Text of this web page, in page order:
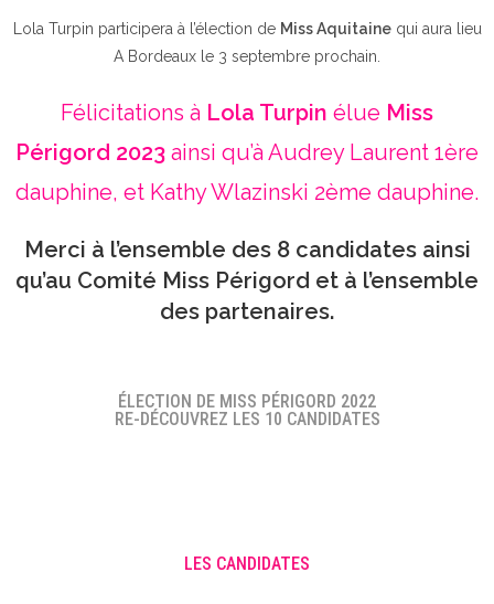
Lola Turpin participera à l’élection de Miss Aquitainequi aura lieu
A Bordeaux le 3 septembre prochain.
Félicitations à Lola Turpin élue Miss
Périgord 2023 ainsi qu’à Audrey Laurent 1ère
dauphine, et Kathy Wlazinski 2ème dauphine.
Merci à l’ensemble des 8 candidates ainsi
qu’au Comité Miss Périgord et à l’ensemble
des partenaires.
ÉLECTION DE MISS PÉRIGORD 2022
RE-DÉCOUVREZ LES 10 CANDIDATES
LES CANDIDATES